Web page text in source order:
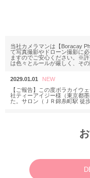
当社カメラマンは【Boracay
て写真撮影やドローン撮影に
ますのでご安心ください。※
は色々とルールが厳しく、そ
2029.01.01
【ご報告】この度ボラカイウ
社ティーアイジー様（東京都
た。サロン（ＪＲ錦糸町駅 徒
M様 2025年12月or2026年2月
ウェディングフォトお問い合
N様 2025年7月 ウェディング